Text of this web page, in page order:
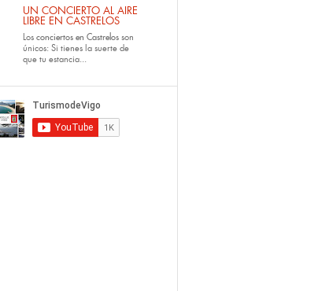
UN CONCIERTO AL AIRE
LIBRE EN CASTRELOS
Los conciertos en Castrelos son
únicos: Si tienes la suerte de
que tu estancia...